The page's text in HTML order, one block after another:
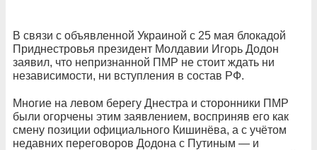
В связи с объявленной Украиной с 25 мая блокадой
Приднестровья президент Молдавии Игорь Додон
заявил, что непризнанной ПМР не стоит ждать ни
независимости, ни вступления в состав РФ.
Многие на левом берегу Днестра и сторонники ПМР
были огорчены этим заявлением, восприняв его как
смену позиции официального Кишинёва, а с учётом
недавних переговоров Додона с Путиным — и